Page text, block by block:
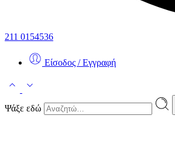
211 0154536
Είσοδος / Εγγραφή
Ψάξε εδώ